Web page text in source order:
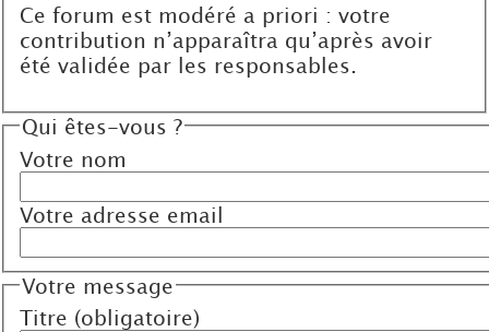
Ce forum est modéré a priori : votre
contribution n’apparaîtra qu’après avoir
été validée par les responsables.
Qui êtes-vous ?
Votre nom
Votre adresse email
Votre message
Titre (obligatoire)